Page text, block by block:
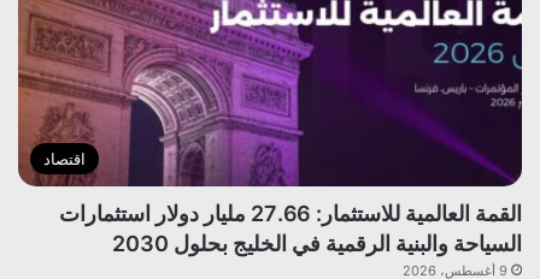
اقتصاد
القمة العالمية للاستثمار: 27.66 مليار دولار استثمارات
السياحة والبنية الرقمية في الخليج بحلول 2030
9 أغسطس، 2026